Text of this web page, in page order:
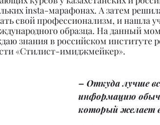
insta-марафонах. А затем
свой профессионализм, и нашла
образца. На данный
знания в российском институте
«Стилист-имиджмейкер».
– Откуда лучше
информацию
который желает